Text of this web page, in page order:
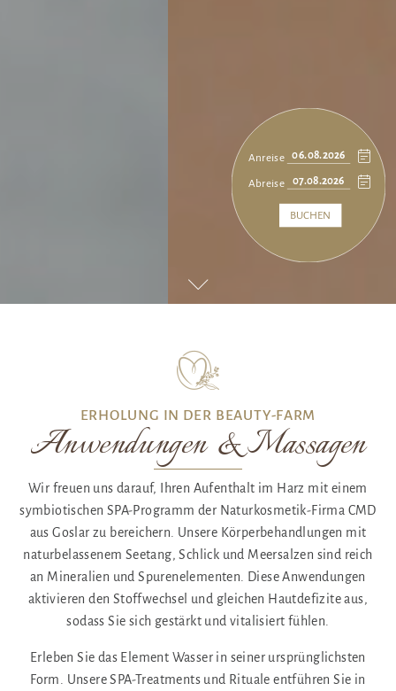
Anreise
Abreise
BUCHEN
ERHOLUNG IN DER BEAUTY-FARM
Anwendungen & Massagen
Wir freuen uns darauf, Ihren Aufenthalt im Harz mit einem
symbiotischen SPA-Programm der Naturkosmetik-Firma CMD
aus Goslar zu bereichern. Unsere Körperbehandlungen mit
naturbelassenem Seetang, Schlick und Meersalzen sind reich
an Mineralien und Spurenelementen. Diese Anwendungen
aktivieren den Stoffwechsel und gleichen Hautdefizite aus,
sodass Sie sich gestärkt und vitalisiert fühlen.
Erleben Sie das Element Wasser in seiner ursprünglichsten
Form. Unsere SPA-Treatments und Rituale entführen Sie in